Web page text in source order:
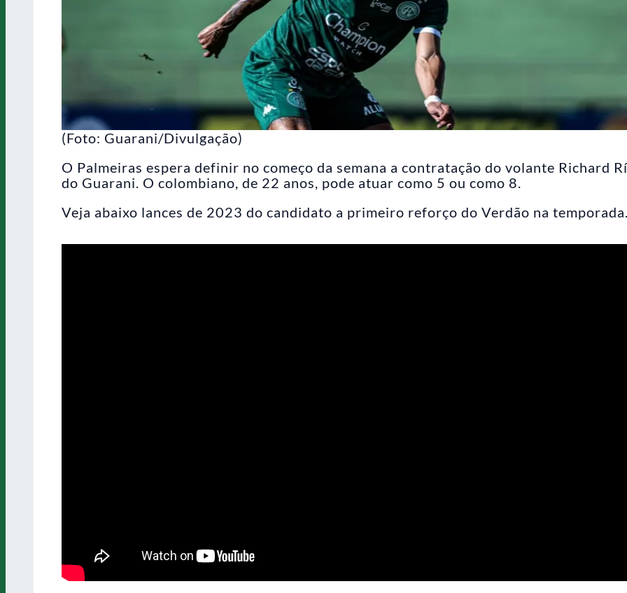
(Foto: Guarani/Divulgação)
O Palmeiras espera definir no começo da semana a contratação do volante Richard
do Guarani. O colombiano, de 22 anos, pode atuar como 5 ou como 8.
Veja abaixo lances de 2023 do candidato a primeiro reforço do Verdão na temporada.